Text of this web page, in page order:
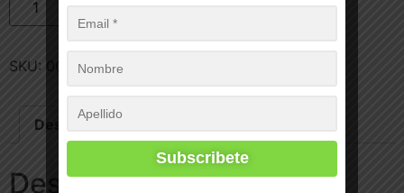
SKU: 0010-1 Category:
Description
Description